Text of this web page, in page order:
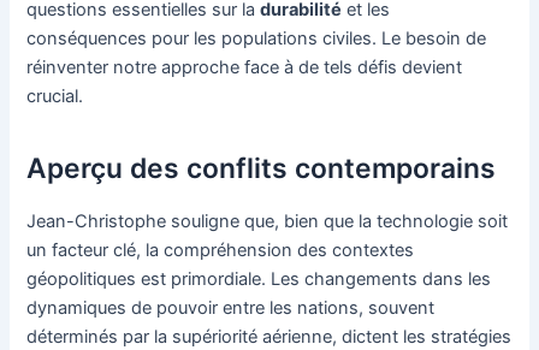
questions essentielles sur ladurabilité et les
conséquences pour les populations civiles. Le besoin de
réinventer notre approche face à de tels défis devient
crucial.
Aperçu des conflits contemporains
Jean-Christophe souligne que, bien que la technologie soit
un facteur clé, la compréhension des contextes
géopolitiques est primordiale. Les changements dans les
dynamiques de pouvoir entre les nations, souvent
déterminés par la supériorité aérienne, dictent les stratégies